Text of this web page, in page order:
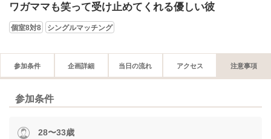
ワガママも笑って受け止めてくれる優しい彼
個室8対8 シングルマッチング
参加条件 企画詳細 当日の流れ アクセス 注意事項
参加条件
28〜33歳